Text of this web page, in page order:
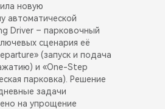
новую
автоматической
Driver – парковочный
сценария её
(запуск и подача
и «One-Step
парковка). Решение
задачи
на упрощение